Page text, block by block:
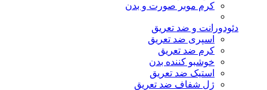
کرم موبر صورت و بدن
دئودورانت و ضد تعریق
اسپری ضد تعریق
کرم ضد تعریق
خوشبو کننده بدن
استیک ضد تعریق
ژل شفاف ضد تعریق